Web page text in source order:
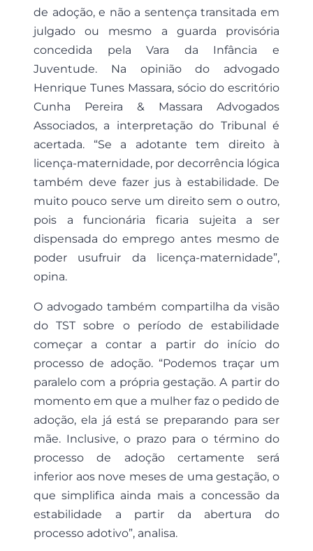
de adoção, e não a sentença transitada em
julgado ou mesmo a guarda provisória
concedida pela Vara da Infância e
Juventude. Na opinião do advogado
Henrique Tunes Massara, sócio do escritório
Cunha Pereira & Massara Advogados
Associados, a interpretação do Tribunal é
acertada. “Se a adotante tem direito à
licença-maternidade, por decorrência lógica
também deve fazer jus à estabilidade. De
muito pouco serve um direito sem o outro,
pois a funcionária ficaria sujeita a ser
dispensada do emprego antes mesmo de
poder usufruir da licença-maternidade”,
opina.
O advogado também compartilha da visão
do TST sobre o período de estabilidade
começar a contar a partir do início do
processo de adoção. “Podemos traçar um
paralelo com a própria gestação. A partir do
momento em que a mulher faz o pedido de
adoção, ela já está se preparando para ser
mãe. Inclusive, o prazo para o término do
processo de adoção certamente será
inferior aos nove meses de uma gestação, o
que simplifica ainda mais a concessão da
estabilidade a partir da abertura do
processo adotivo”, analisa.